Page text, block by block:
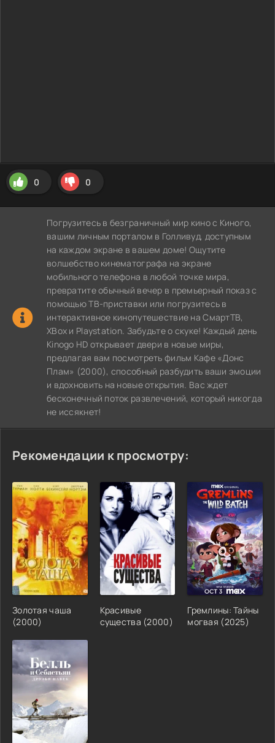
0 0
Погрузитесь в безграничный мир кино с Киного,
вашим личным порталом в Голливуд, доступным
на каждом экране в вашем доме! Ощутите
волшебство кинематографа на экране
мобильного телефона в любой точке мира,
превратите обычный вечер в премьерный показ с
помощью ТВ-приставки или погрузитесь в
интерактивное кинопутешествие на СмартТВ,
XBox и Playstation. Забудьте о скуке! Каждый день
Kinogo HD открывает двери в новые миры,
предлагая вам посмотреть фильм Кафе «Донс
Плам» (2000), способный разбудить ваши эмоции
и вдохновить на новые открытия. Вас ждет
бесконечный поток развлечений, который никогда
не иссякнет!
Рекомендации к просмотру:
Золотая чаша
(2000)
Красивые
существа (2000)
Гремлины: Тайны
могвая (2025)